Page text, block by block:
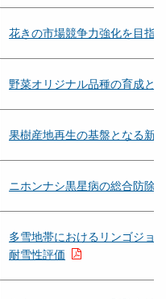
花きの市場競争力強化を目指
野菜オリジナル品種の育成と
果樹産地再生の基盤となる新
ニホンナシ黒星病の総合防除
多雪地帯におけるリンゴジョ
耐雪性評価